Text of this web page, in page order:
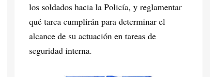
los soldados hacia la Policía, y reglamentar
qué tarea cumplirán para determinar el
alcance de su actuación en tareas de
seguridad interna.